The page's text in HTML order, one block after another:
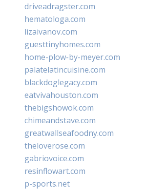
driveadragster.com
hematologa.com
lizaivanov.com
guesttinyhomes.com
home-plow-by-meyer.com
palatelatincuisine.com
blackdoglegacy.com
eatvivahouston.com
thebigshowok.com
chimeandstave.com
greatwallseafoodny.com
theloverose.com
gabriovoice.com
resinflowart.com
p-sports.net